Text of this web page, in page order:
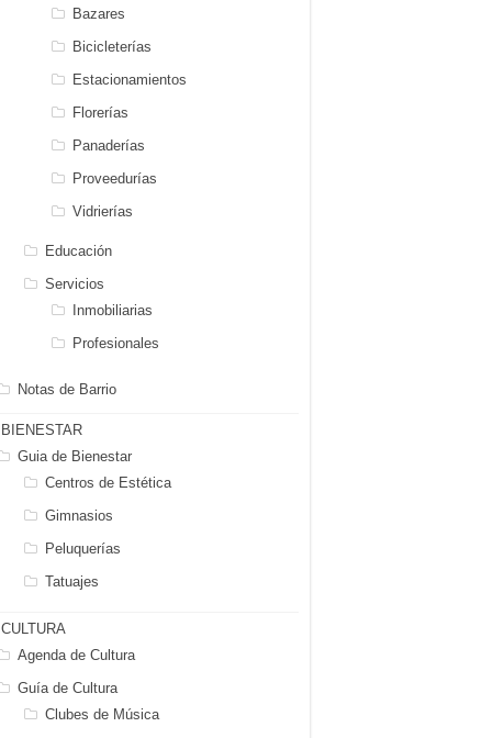
Bazares
Bicicleterías
Estacionamientos
Florerías
Panaderías
Proveedurías
Vidrierías
Educación
Servicios
Inmobiliarias
Profesionales
Notas de Barrio
BIENESTAR
Guia de Bienestar
Centros de Estética
Gimnasios
Peluquerías
Tatuajes
CULTURA
Agenda de Cultura
Guía de Cultura
Clubes de Música